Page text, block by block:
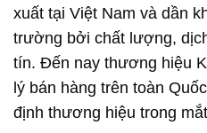
xuất tại Việt Nam và dần
trường bởi chất lượng,
tín. Đến nay thương hiệu
lý bán hàng trên toàn
định thương hiệu trong